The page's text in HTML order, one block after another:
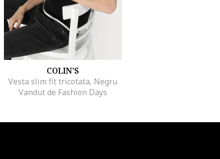
COLIN'S
Vesta slim fit tricotata, Negru
Vandut de Fashion Days